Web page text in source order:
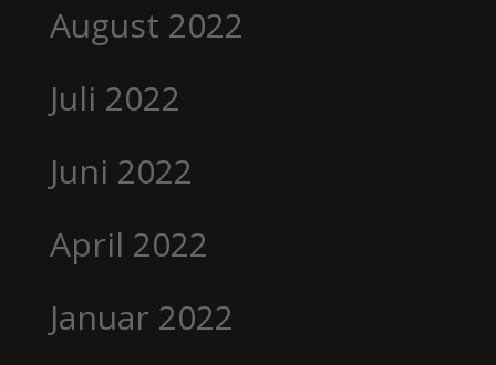
August 2022
Juli 2022
Juni 2022
April 2022
Januar 2022